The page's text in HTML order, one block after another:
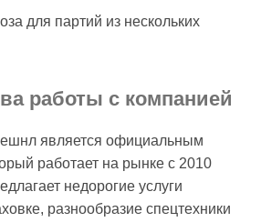
для партий из нескольких
работы с компанией
является официальным
работает на рынке с 2010
недорогие услуги
разнообразие спецтехники